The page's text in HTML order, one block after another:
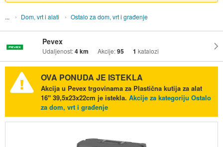
Dom, vrt i alati Ostalo za dom, vrt i građenje
Pevex
Udaljenost:4 km Akcije:95 1 katalozi
OVA PONUDA JE ISTEKLA
Akcija u Pevex trgovinama za Plastična kutija za alat
16" 39,5x23x22cm je istekla. Akcije za kategoriju Ostalo
za dom, vrt i građenje